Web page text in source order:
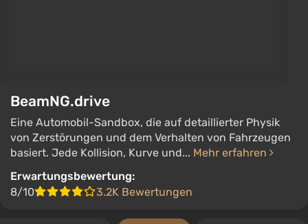
BeamNG.drive
Eine Automobil-Sandbox, die auf detaillierter Physik
von Zerstörungen und dem Verhalten von Fahrzeugen
basiert. Jede Kollision, Kurve und... Mehr erfahren
Erwartungsbewertung:
8/10
3.2K Bewertungen